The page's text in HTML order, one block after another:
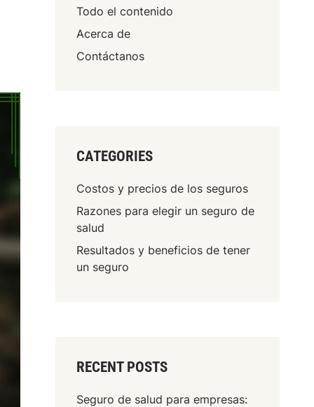
Todo el contenido
Acerca de
Contáctanos
CATEGORIES
Costos y precios de los seguros
Razones para elegir un seguro de
salud
Resultados y beneficios de tener
un seguro
RECENT POSTS
Seguro de salud para empresas: